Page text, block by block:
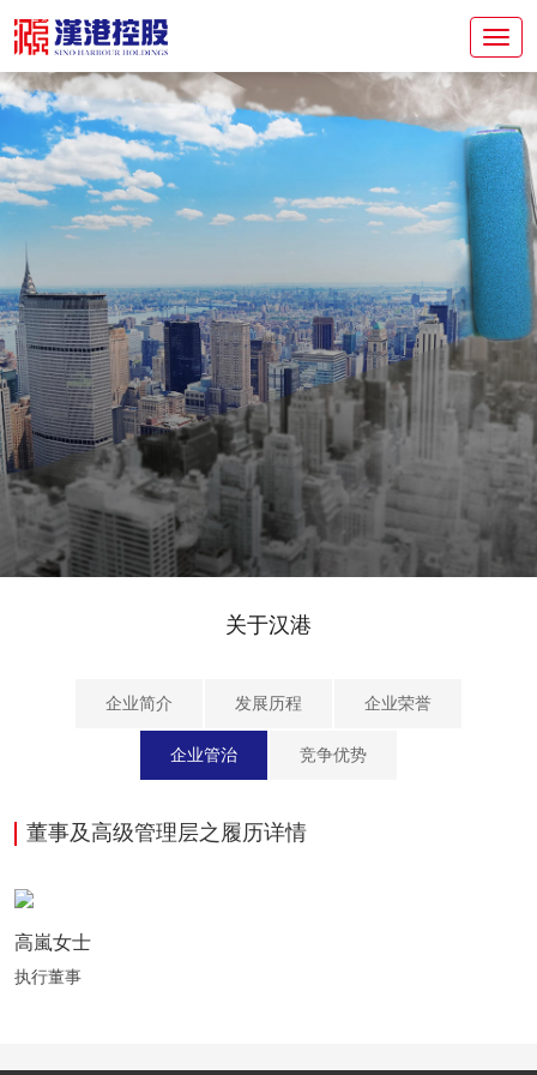
关于汉港
企业简介 发展历程 企业荣誉
企业管治 竞争优势
董事及高级管理层之履历详情
高嵐女士
执行董事